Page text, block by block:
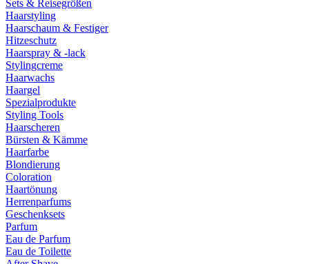
Sets & Reisegrößen
Haarstyling
Haarschaum & Festiger
Hitzeschutz
Haarspray & -lack
Stylingcreme
Haarwachs
Haargel
Spezialprodukte
Styling Tools
Haarscheren
Bürsten & Kämme
Haarfarbe
Blondierung
Coloration
Haartönung
Herrenparfums
Geschenksets
Parfum
Eau de Parfum
Eau de Toilette